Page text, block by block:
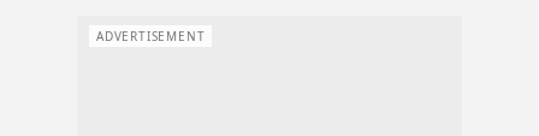
ADVERTISEMENT